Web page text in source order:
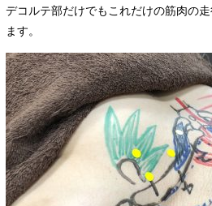
デコルテ部だけでもこれだけの筋肉の
ます。